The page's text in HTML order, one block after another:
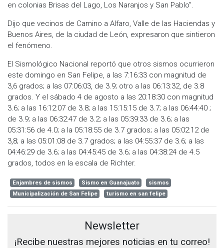
en colonias Brisas del Lago, Los Naranjos y San Pablo”.
Dijo que vecinos de Camino a Alfaro, Valle de las Haciendas y
Buenos Aires, de la ciudad de León, expresaron que sintieron
el fenómeno.
El Sismológico Nacional reportó que otros sismos ocurrieron
este domingo en San Felipe, a las 7:16:33 con magnitud de
3,6 grados; a las 07:06:03, de 3.9; otro a las 06:13:32, de 3.8
grados. Y el sábado 4 de agosto a las 20:18:30 con magnitud
3.6; a las 16:12:07 de 3.8; a las 15:15:15 de 3.7; a las 06:44:40 ;
de 3.9; a las 06:32:47 de 3.2; a las 05:39:33 de 3.6; a las
05:31:56 de 4.0; a la 05:18:55 de 3.7 grados; a las 05:02:12 de
3,8; a las 05:01:08 de 3.7 grados; a las 04:55:37 de 3.6; a las
04:46:29 de 3.6; a las 04:45:45 de 3.6; a las 04:38:24 de 4.5
grados, todos en la escala de Richter.
Enjambres de sismos Sismo en Guanajuato
sismos
Municipalización de San Felipe
turismo en san felipe
Newsletter
¡Recibe nuestras mejores noticias en tu correo!